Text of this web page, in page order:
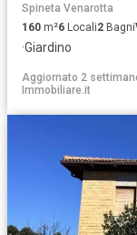
Spineta Venarotta
160 m²6 Locali2 Bagni
·Giardino
Aggiornato 2
Immobiliare.it